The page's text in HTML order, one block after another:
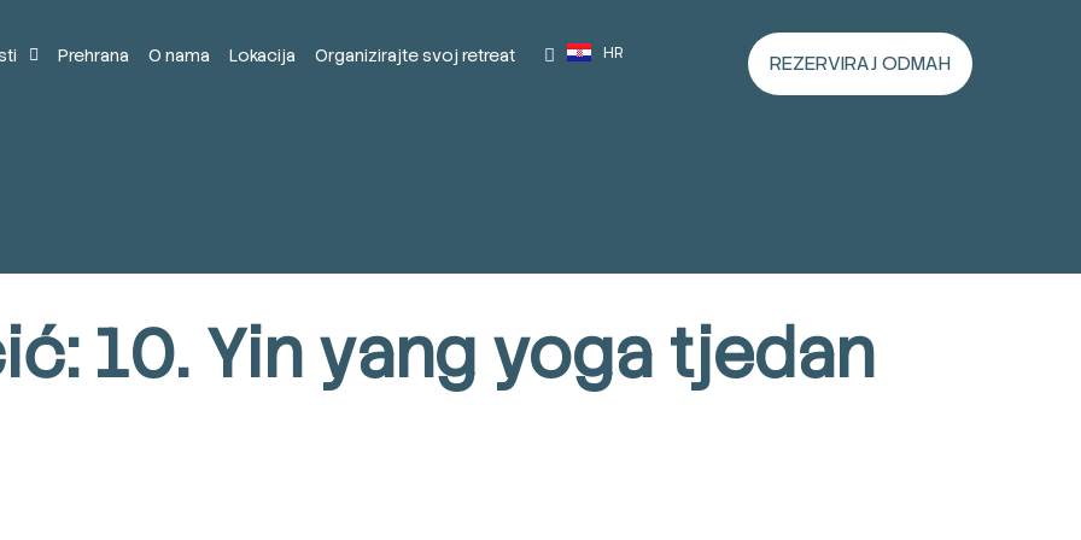
Prehrana O nama Lokacija Organizirajte svoj retreat HR REZERVIRAJ ODMAH
10. Yin yang yoga tjedan